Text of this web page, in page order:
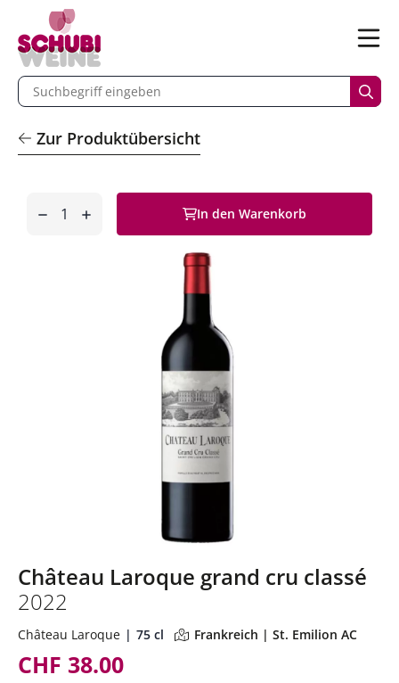
Menü
eingeben
Zur Produktübersicht
In den Warenkorb
Château Laroque grand cru classé
2022
Château Laroque 75 cl Frankreich | St. Emilion AC
CHF 38.00